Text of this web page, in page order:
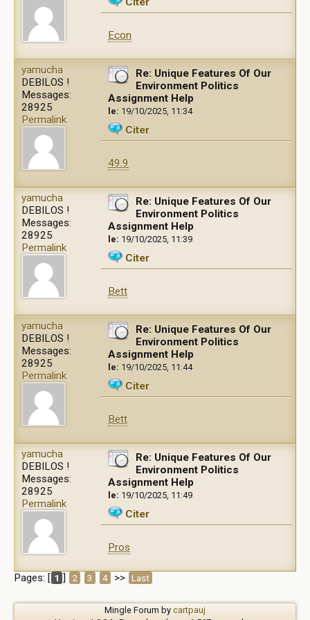
Econ
yamucha
DEBILOS !
Messages:
28925
Permalink
Re: Unique Features Of Our
Environment Politics
Assignment Help
le: 19/10/2025, 11:34
Citer
49.9
yamucha
DEBILOS !
Messages:
28925
Permalink
Re: Unique Features Of Our
Environment Politics
Assignment Help
le: 19/10/2025, 11:39
Citer
Bett
yamucha
DEBILOS !
Messages:
28925
Permalink
Re: Unique Features Of Our
Environment Politics
Assignment Help
le: 19/10/2025, 11:44
Citer
Bett
yamucha
DEBILOS !
Messages:
28925
Permalink
Re: Unique Features Of Our
Environment Politics
Assignment Help
le: 19/10/2025, 11:49
Citer
Pros
Pages: [ 1 ] 2 3 4 >> Last
Mingle Forum by cartpauj